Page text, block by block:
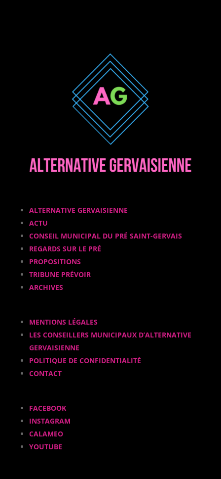
ALTERNATIVE GERVAISIENNE
ACTU
CONSEIL MUNICIPAL DU PRÉ SAINT-GERVAIS
REGARDS SUR LE PRÉ
PROPOSITIONS
TRIBUNE PRÉVOIR
ARCHIVES
MENTIONS LÉGALES
LES CONSEILLERS MUNICIPAUX D’ALTERNATIVE
GERVAISIENNE
POLITIQUE DE CONFIDENTIALITÉ
CONTACT
FACEBOOK
INSTAGRAM
CALAMEO
YOUTUBE